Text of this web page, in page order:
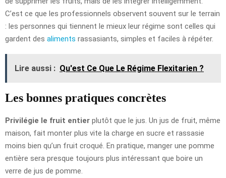
C’est ce que les professionnels observent souvent sur le terrain
: les personnes qui tiennent le mieux leur régime sont celles qui
gardent des aliments rassasiants, simples et faciles à répéter.
Lire aussi : Qu'est Ce Que Le Régime Flexitarien ?
Les bonnes pratiques concrètes
Privilégie le fruit entier plutôt que le jus. Un jus de fruit, même
maison, fait monter plus vite la charge en sucre et rassasie
moins bien qu’un fruit croqué. En pratique, manger une pomme
entière sera presque toujours plus intéressant que boire un
verre de jus de pomme.